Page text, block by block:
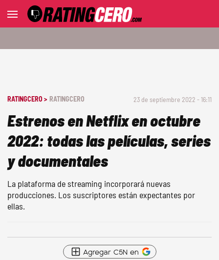
RATINGCERO > RATINGCERO 23 de septiembre 2022 - 16:11
Estrenos en Netflix en octubre
2022: todas las películas, series
y documentales
La plataforma de streaming incorporará nuevas
producciones. Los suscriptores están expectantes por
ellas.
Agregar C5N en